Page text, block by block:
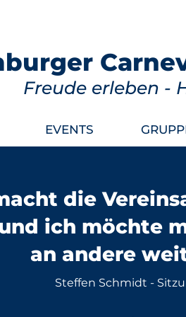
Freude erleben -
EVENTS
die
ich möchte
an andere
Steffen Schmidt -